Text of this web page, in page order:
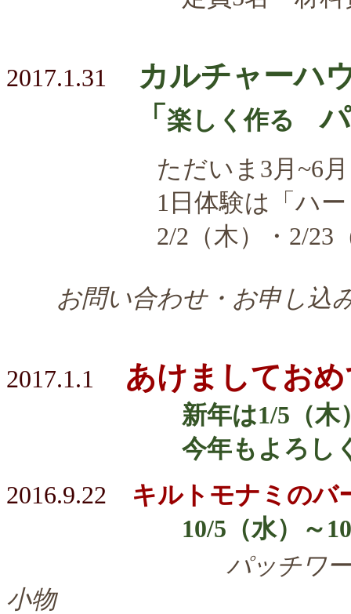
2017.1.31
カルチャーハ
「 楽しく作る
ただいま3月~6
1日体験は「ハートの
2/2（木）・2/23（木
お問い合わせ・お申し込み
2017.1.1 あけましてお
新年は1/5（木）よ
今年もよろしくお
2016.9.22 キルトモナミのバ
10/5（水）～10/8
パッチワ
小物